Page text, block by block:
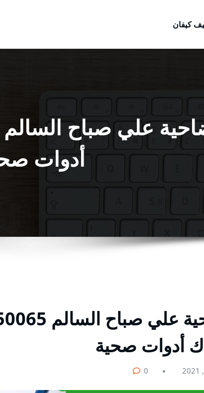
كيفان
أدوات
فني صحي ضاحية علي
أدوات صحية
0